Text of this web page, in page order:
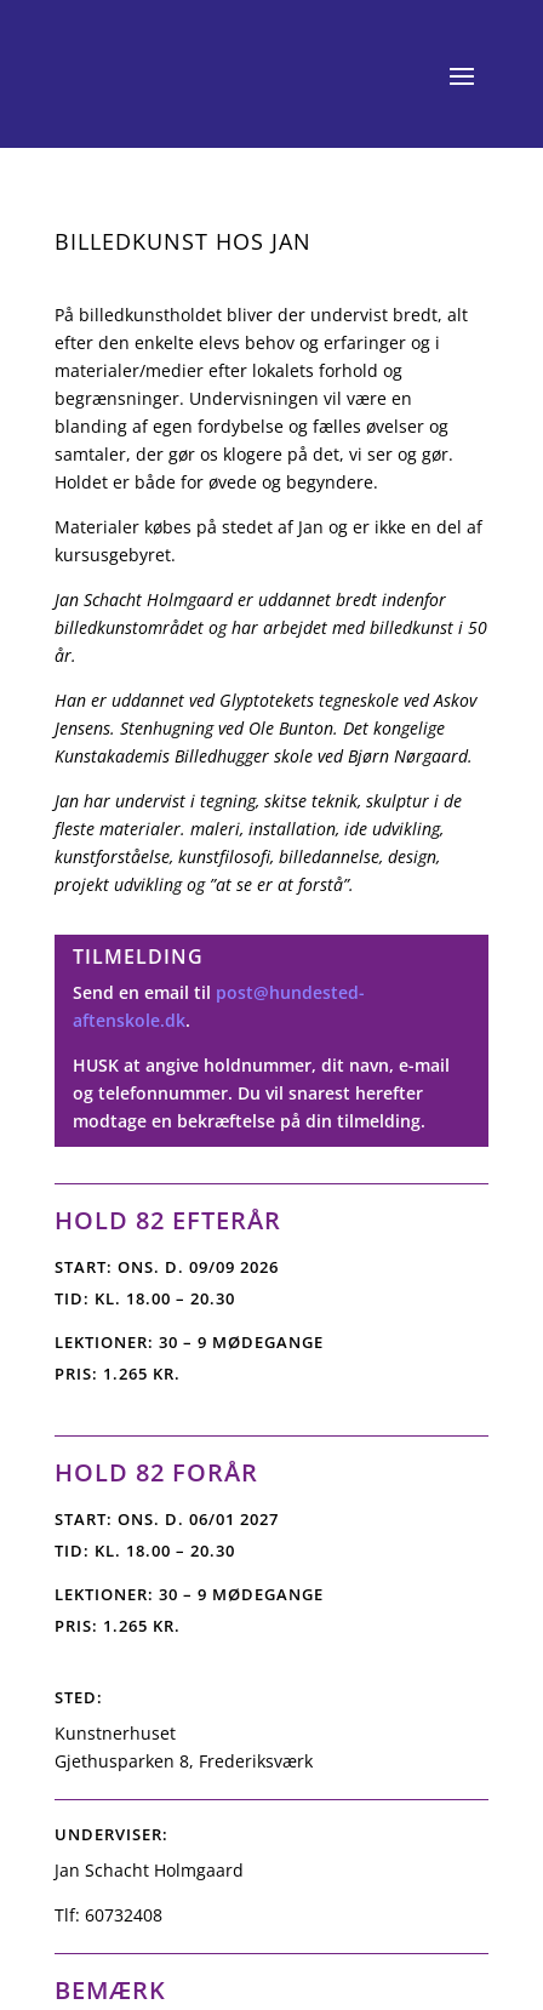
BILLEDKUNST HOS JAN
På billedkunstholdet bliver der undervist bredt, alt
efter den enkelte elevs behov og erfaringer og i
materialer/medier efter lokalets forhold og
begrænsninger. Undervisningen vil være en
blanding af egen fordybelse og fælles øvelser og
samtaler, der gør os klogere på det, vi ser og gør.
Holdet er både for øvede og begyndere.
Materialer købes på stedet af Jan og er ikke en del af
kursusgebyret.
Jan Schacht Holmgaard er uddannet bredt indenfor
billedkunstområdet og har arbejdet med billedkunst i 50
år.
Han er uddannet ved Glyptotekets tegneskole ved Askov
Jensens. Stenhugning ved Ole Bunton. Det kongelige
Kunstakademis Billedhugger skole ved Bjørn Nørgaard.
Jan har undervist i tegning, skitse teknik, skulptur i de
fleste materialer. maleri, installation, ide udvikling,
kunstforståelse, kunstfilosofi, billedannelse, design,
projekt udvikling og ”at se er at forstå”.
TILMELDING
Send en email til post@hundested-
aftenskole.dk.
HUSK at angive holdnummer, dit navn, e-mail
og telefonnummer. Du vil snarest herefter
modtage en bekræftelse på din tilmelding.
HOLD 82 EFTERÅR
START: ONS. D. 09/09 2026
TID: KL. 18.00 – 20.30
LEKTIONER: 30 – 9 MØDEGANGE
PRIS: 1.265 KR.
HOLD 82 FORÅR
START: ONS. D. 06/01 2027
TID: KL. 18.00 – 20.30
LEKTIONER: 30 – 9 MØDEGANGE
PRIS: 1.265 KR.
STED:
Kunstnerhuset
Gjethusparken 8, Frederiksværk
UNDERVISER:
Jan Schacht Holmgaard
Tlf: 60732408
BEMÆRK